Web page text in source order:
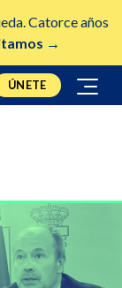
Catorce años
→
ÚNETE